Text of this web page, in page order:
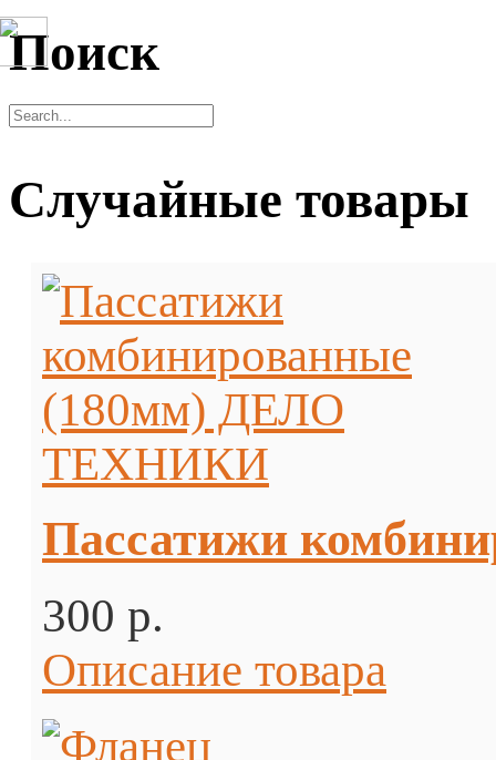
Поиск
Случайные товары
Пассатижи
300 p.
Описание товара